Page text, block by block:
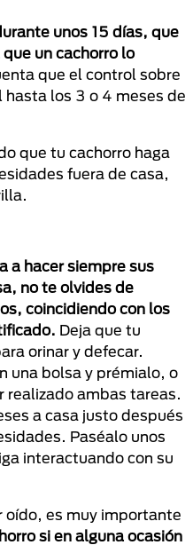
unos 15 días, que
un cachorro lo
que el control sobre
los 3 o 4 meses de
que tu cachorro haga
fuera de casa,
a hacer siempre sus
no te olvides de
coincidiendo con los
Deja que tu
orinar y defecar.
una bolsa y prémialo, o
realizado ambas tareas.
a casa justo después
Paséalo unos
interactuando con su
oído, es muy importante
si en alguna ocasión